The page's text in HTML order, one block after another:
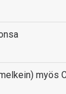
myös